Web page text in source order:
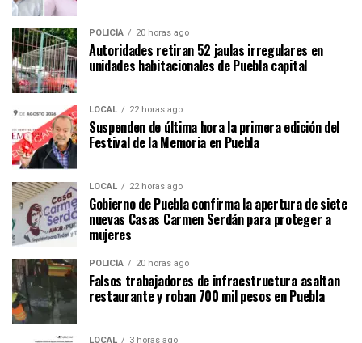
POLICÍA 20 horas ago
Autoridades retiran 52 jaulas irregulares en
unidades habitacionales de Puebla capital
LOCAL 22 horas ago
Suspenden de última hora la primera edición del
Festival de la Memoria en Puebla
LOCAL 22 horas ago
Gobierno de Puebla confirma la apertura de siete
nuevas Casas Carmen Serdán para proteger a
mujeres
POLICÍA 20 horas ago
Falsos trabajadores de infraestructura asaltan
restaurante y roban 700 mil pesos en Puebla
LOCAL 3 horas ago